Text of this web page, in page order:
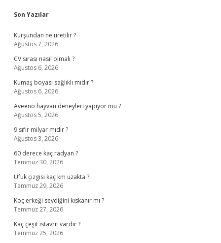
Sidebar
Son Yazılar
Kurşundan ne üretilir ?
Ağustos 7, 2026
CV sırası nasıl olmalı ?
Ağustos 6, 2026
Kumaş boyası sağlıklı mıdır ?
Ağustos 6, 2026
Aveeno hayvan deneyleri yapıyor mu ?
Ağustos 5, 2026
9 sıfır milyar mıdır ?
Ağustos 3, 2026
60 derece kaç radyan ?
Temmuz 30, 2026
Ufuk çizgisi kaç km uzakta ?
Temmuz 29, 2026
Koç erkeği sevdiğini kıskanır mı ?
Temmuz 27, 2026
Kaç çeşit istavrit vardır ?
Temmuz 25, 2026